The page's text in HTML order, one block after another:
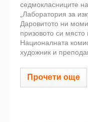
седмокласниците
„Лаборатория за
Даровитото ни
призовото си
Националната
художник и
Прочети още